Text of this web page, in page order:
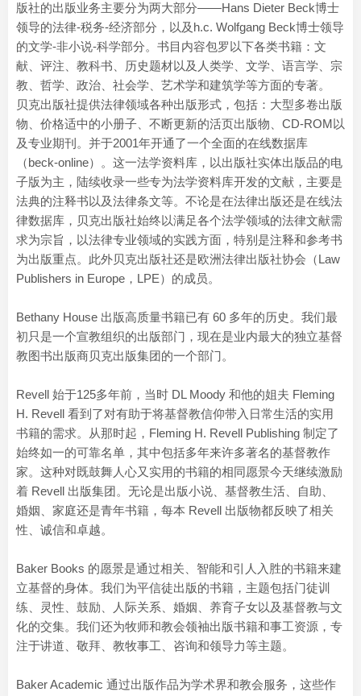
版社的出版业务主要分为两大部分——Hans Dieter Beck博士
领导的法律-税务-经济部分，以及h.c. Wolfgang Beck博士领导
的文学-非小说-科学部分。书目内容包罗以下各类书籍：文
献、评注、教科书、历史题材以及人类学、文学、语言学、宗
教、哲学、政治、社会学、艺术学和建筑学等方面的专著。
贝克出版社提供法律领域各种出版形式，包括：大型多卷出版
物、价格适中的小册子、不断更新的活页出版物、CD-ROM以
及专业期刊。并于2001年开通了一个全面的在线数据库
（beck-online）。这一法学资料库，以出版社实体出版品的电
子版为主，陆续收录一些专为法学资料库开发的文献，主要是
法典的注释书以及法律条文等。不论是在法律出版还是在线法
律数据库，贝克出版社始终以满足各个法学领域的法律文献需
求为宗旨，以法律专业领域的实践方面，特别是注释和参考书
为出版重点。此外贝克出版社还是欧洲法律出版社协会（Law
Publishers in Europe，LPE）的成员。
Bethany House 出版高质量书籍已有 60 多年的历史。我们最
初只是一个宣教组织的出版部门，现在是业内最大的独立基督
教图书出版商贝克出版集团的一个部门。
Revell 始于125多年前，当时 DL Moody 和他的姐夫 Fleming
H. Revell 看到了对有助于将基督教信仰带入日常生活的实用
书籍的需求。从那时起，Fleming H. Revell Publishing 制定了
始终如一的可靠名单，其中包括多年来许多著名的基督教作
家。这种对既鼓舞人心又实用的书籍的相同愿景今天继续激励
着 Revell 出版集团。无论是出版小说、基督教生活、自助、
婚姻、家庭还是青年书籍，每本 Revell 出版物都反映了相关
性、诚信和卓越。
Baker Books 的愿景是通过相关、智能和引人入胜的书籍来建
立基督的身体。我们为平信徒出版的书籍，主题包括门徒训
练、灵性、鼓励、人际关系、婚姻、养育子女以及基督教与文
化的交集。我们还为牧师和教会领袖出版书籍和事工资源，专
注于讲道、敬拜、教牧事工、咨询和领导力等主题。
Baker Academic 通过出版作品为学术界和教会服务，这些作